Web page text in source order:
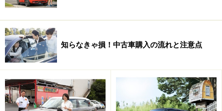
は、運転技術や運動能力の低下で、この先大きな車を持
つことを不安に感じる60代。4ｍ幅の狭い道路でもスイ
スイ取り回せて、都市部の立体駐車場にも入り、軽自動
車よりも車格は断然上に感じられるアクアは「今さら高
級感を求めてクラウンを買うより、時代と自分に合った
車を」と、見栄だけで選ばないのが賢いと思わせてくれ
るのです。
知らなきゃ損！中古車購入の流れと注意点